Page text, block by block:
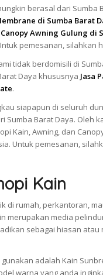
berasal dari Sumba
di Sumba Barat
Awning Gulung di
pemesanan, silahkan
tidak berdomisili di
Daya khususnya Jasa
.
siapapun di seluruh
Sumba Barat Daya. Oleh
Kain, Awning, dan
Untuk pemesanan,
Kain
di rumah, perkantoran,
merupakan media
sebagai hiasan
adalah Kain
warna yang anda